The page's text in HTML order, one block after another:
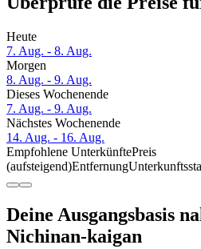
Heute
7. Aug. - 8. Aug.
Morgen
8. Aug. - 9. Aug.
Dieses Wochenende
7. Aug. - 9. Aug.
Nächstes Wochenende
14. Aug. - 16. Aug.
Empfohlene UnterkünftePreis
(aufsteigend)Entfernung
Deine Ausgangsbasis
Nichinan-kaigan